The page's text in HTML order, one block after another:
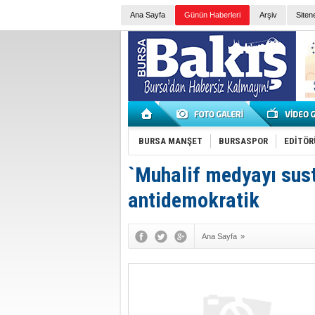
Ana Sayfa Günün Haberleri Arşiv
BURSA MANŞET BURSASPOR
`Muhalif medyayı
antidemokratik
Ana Sayfa »